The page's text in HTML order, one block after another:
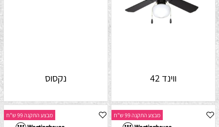
ווינד 42 נקסוס
מבצע התקנה 99 ש"ח מבצע התקנה 99 ש"ח